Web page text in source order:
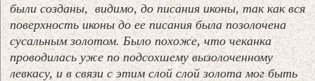
были созданы, видимо, до писания иконы, так как вся
поверхность иконы до ее писания была позолочена
сусальным золотом. Было похоже, что чеканка
проводилась уже по подсохшему вызолоченному
левкасу, и в связи с этим слой слой золота мог быть